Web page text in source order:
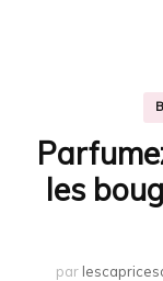
les
par